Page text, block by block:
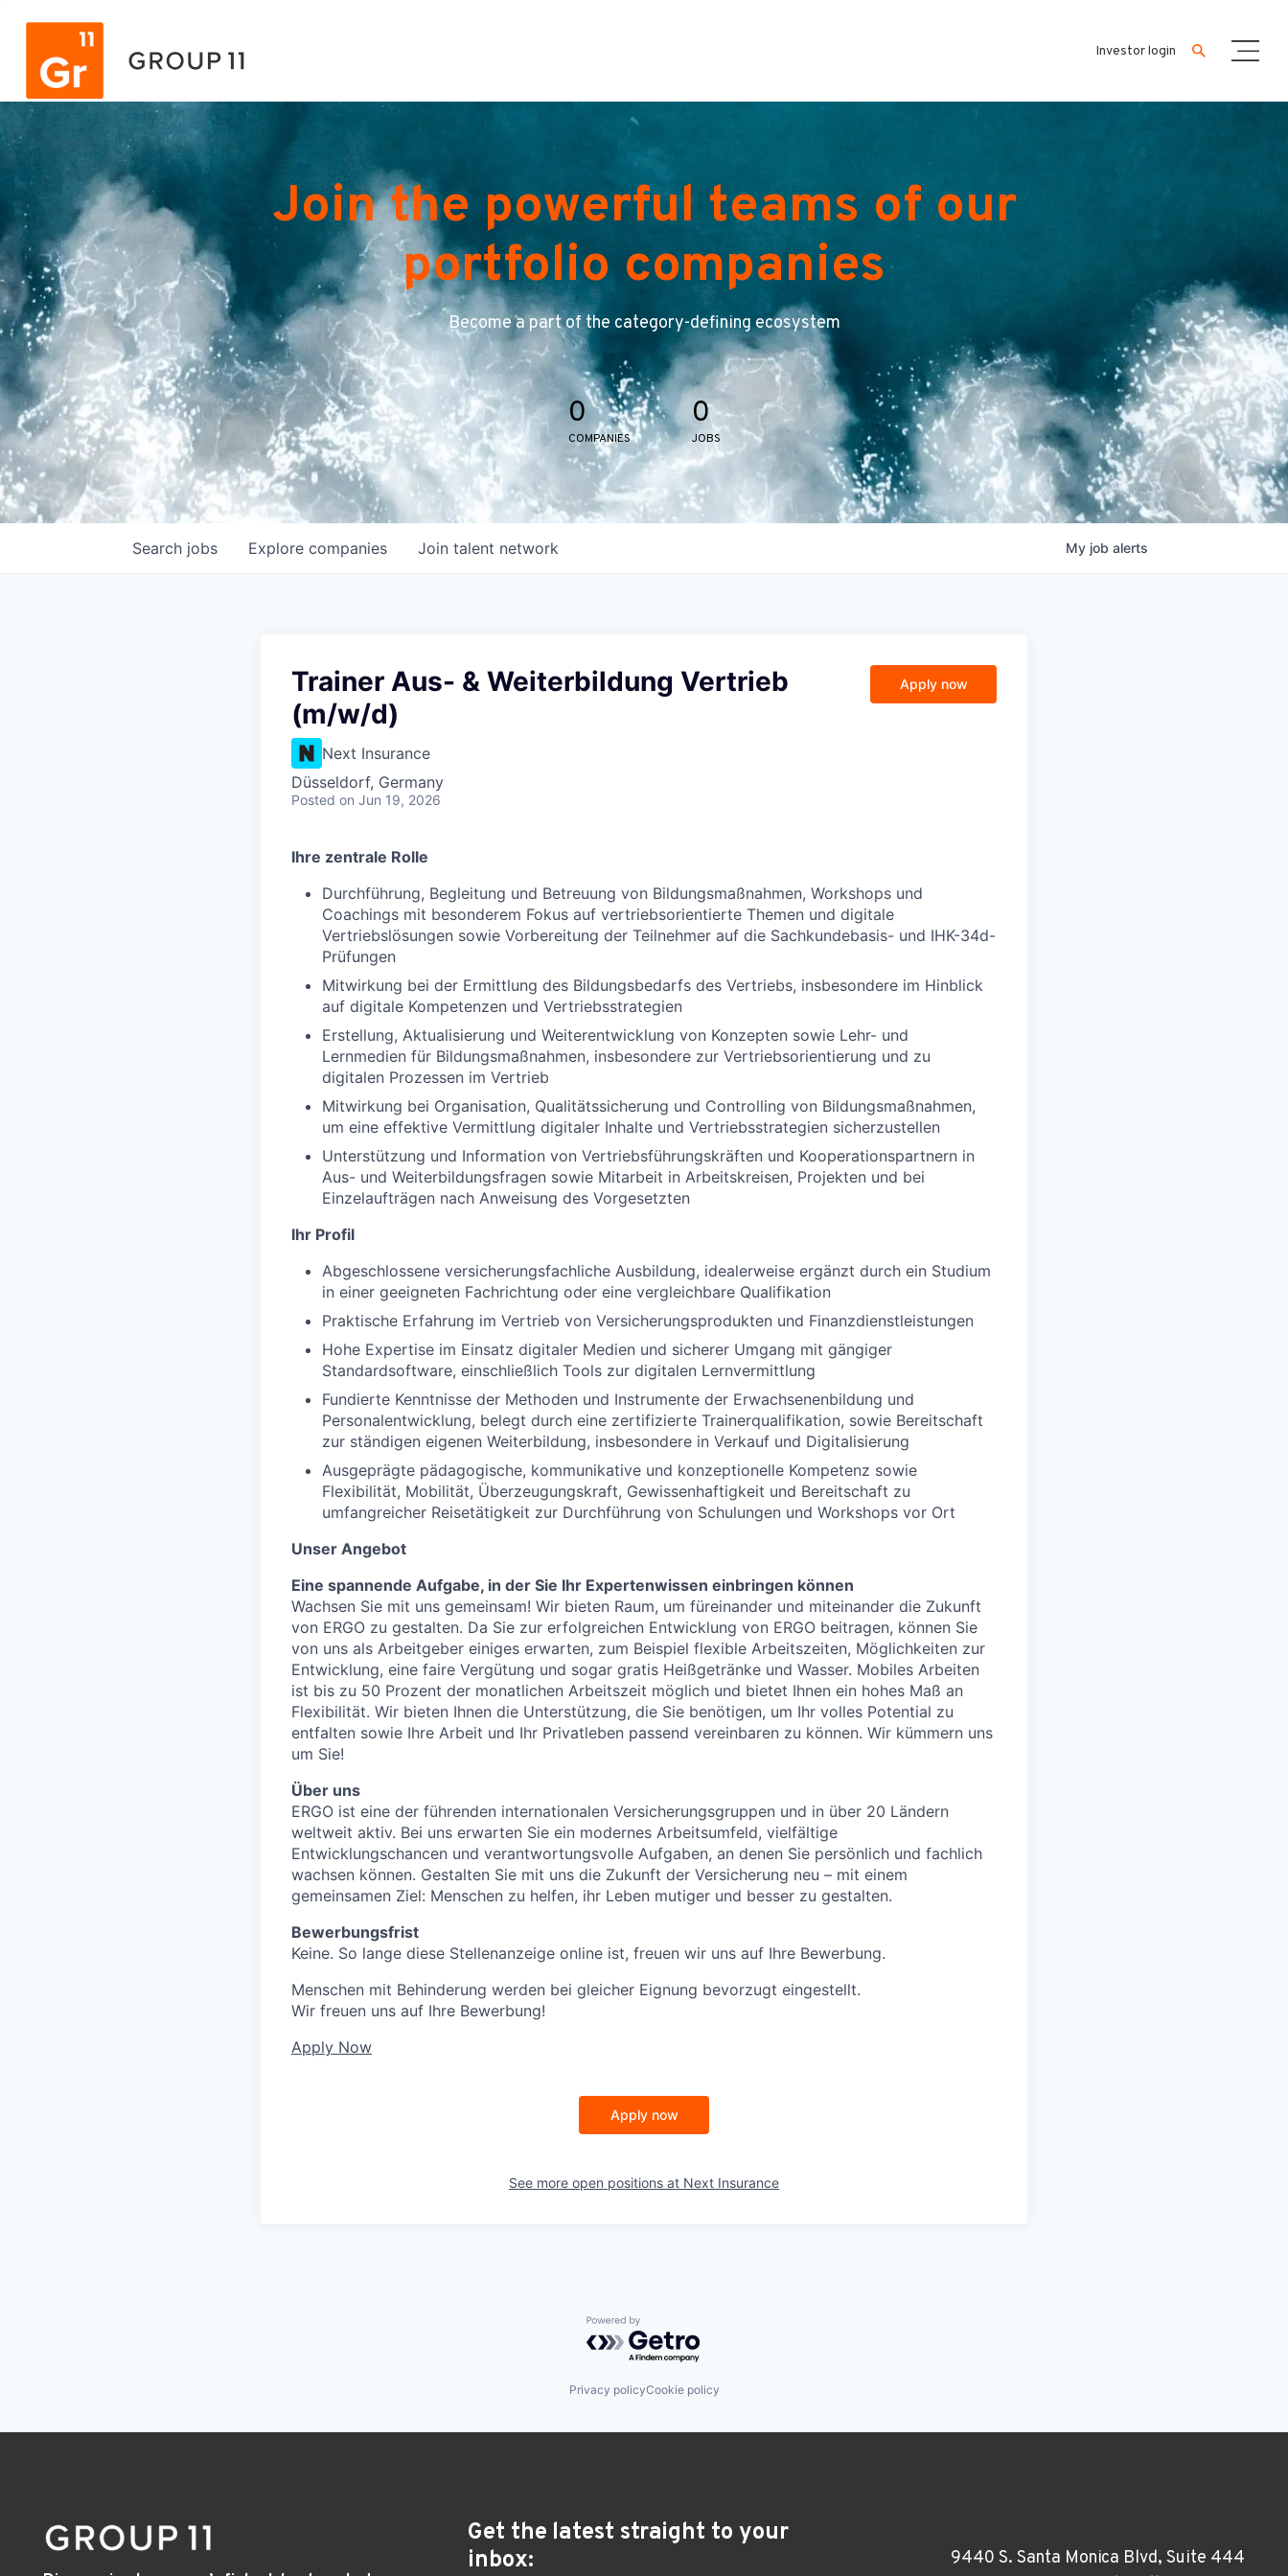
Investor login
Join the powerful teams of our
portfolio companies
Become a part of the category-defining ecosystem
0
COMPANIES
0
JOBS
Search jobs Explore companies Join talent network My job alerts
Trainer Aus- & Weiterbildung Vertrieb
(m/w/d)
Next Insurance
Düsseldorf, Germany
Posted on Jun 19, 2026
Apply now
Ihre zentrale Rolle
Durchführung, Begleitung und Betreuung von Bildungsmaßnahmen, Workshops und
Coachings mit besonderem Fokus auf vertriebsorientierte Themen und digitale
Vertriebslösungen sowie Vorbereitung der Teilnehmer auf die Sachkundebasis- und IHK-34d-
Prüfungen
Mitwirkung bei der Ermittlung des Bildungsbedarfs des Vertriebs, insbesondere im Hinblick
auf digitale Kompetenzen und Vertriebsstrategien
Erstellung, Aktualisierung und Weiterentwicklung von Konzepten sowie Lehr- und
Lernmedien für Bildungsmaßnahmen, insbesondere zur Vertriebsorientierung und zu
digitalen Prozessen im Vertrieb
Mitwirkung bei Organisation, Qualitätssicherung und Controlling von Bildungsmaßnahmen,
um eine effektive Vermittlung digitaler Inhalte und Vertriebsstrategien sicherzustellen
Unterstützung und Information von Vertriebsführungskräften und Kooperationspartnern in
Aus- und Weiterbildungsfragen sowie Mitarbeit in Arbeitskreisen, Projekten und bei
Einzelaufträgen nach Anweisung des Vorgesetzten
Ihr Profil
Abgeschlossene versicherungsfachliche Ausbildung, idealerweise ergänzt durch ein Studium
in einer geeigneten Fachrichtung oder eine vergleichbare Qualifikation
Praktische Erfahrung im Vertrieb von Versicherungsprodukten und Finanzdienstleistungen
Hohe Expertise im Einsatz digitaler Medien und sicherer Umgang mit gängiger
Standardsoftware, einschließlich Tools zur digitalen Lernvermittlung
Fundierte Kenntnisse der Methoden und Instrumente der Erwachsenenbildung und
Personalentwicklung, belegt durch eine zertifizierte Trainerqualifikation, sowie Bereitschaft
zur ständigen eigenen Weiterbildung, insbesondere in Verkauf und Digitalisierung
Ausgeprägte pädagogische, kommunikative und konzeptionelle Kompetenz sowie
Flexibilität, Mobilität, Überzeugungskraft, Gewissenhaftigkeit und Bereitschaft zu
umfangreicher Reisetätigkeit zur Durchführung von Schulungen und Workshops vor Ort
Unser Angebot
Eine spannende Aufgabe, in der Sie Ihr Expertenwissen einbringen können
Wachsen Sie mit uns gemeinsam! Wir bieten Raum, um füreinander und miteinander die Zukunft
von ERGO zu gestalten. Da Sie zur erfolgreichen Entwicklung von ERGO beitragen, können Sie
von uns als Arbeitgeber einiges erwarten, zum Beispiel flexible Arbeitszeiten, Möglichkeiten zur
Entwicklung, eine faire Vergütung und sogar gratis Heißgetränke und Wasser. Mobiles Arbeiten
ist bis zu 50 Prozent der monatlichen Arbeitszeit möglich und bietet Ihnen ein hohes Maß an
Flexibilität. Wir bieten Ihnen die Unterstützung, die Sie benötigen, um Ihr volles Potential zu
entfalten sowie Ihre Arbeit und Ihr Privatleben passend vereinbaren zu können. Wir kümmern uns
um Sie!
Über uns
ERGO ist eine der führenden internationalen Versicherungsgruppen und in über 20 Ländern
weltweit aktiv. Bei uns erwarten Sie ein modernes Arbeitsumfeld, vielfältige
Entwicklungschancen und verantwortungsvolle Aufgaben, an denen Sie persönlich und fachlich
wachsen können. Gestalten Sie mit uns die Zukunft der Versicherung neu – mit einem
gemeinsamen Ziel: Menschen zu helfen, ihr Leben mutiger und besser zu gestalten.
Bewerbungsfrist
Keine. So lange diese Stellenanzeige online ist, freuen wir uns auf Ihre Bewerbung.
Menschen mit Behinderung werden bei gleicher Eignung bevorzugt eingestellt.
Wir freuen uns auf Ihre Bewerbung!
Apply Now
Apply now
See more open positions at Next Insurance
Powered by Getro.com
Privacy policyCookie policy
Get the latest straight to your
inbox:
9440 S. Santa Monica Blvd, Suite 444